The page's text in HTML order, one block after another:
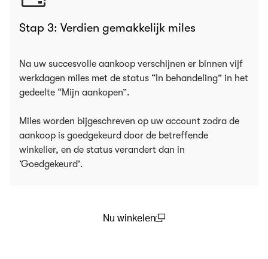
Stap 3: Verdien gemakkelijk miles
Na uw succesvolle aankoop verschijnen er binnen vijf
werkdagen miles met de status “In behandeling” in het
gedeelte “Mijn aankopen”.
Miles worden bijgeschreven op uw account zodra de
aankoop is goedgekeurd door de betreffende
winkelier, en de status verandert dan in
‘Goedgekeurd’.
Nu winkelen